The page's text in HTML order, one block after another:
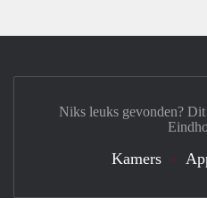
Niks leuks gevonden?
Kamers